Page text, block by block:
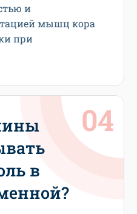
и
мышц кора
при
в